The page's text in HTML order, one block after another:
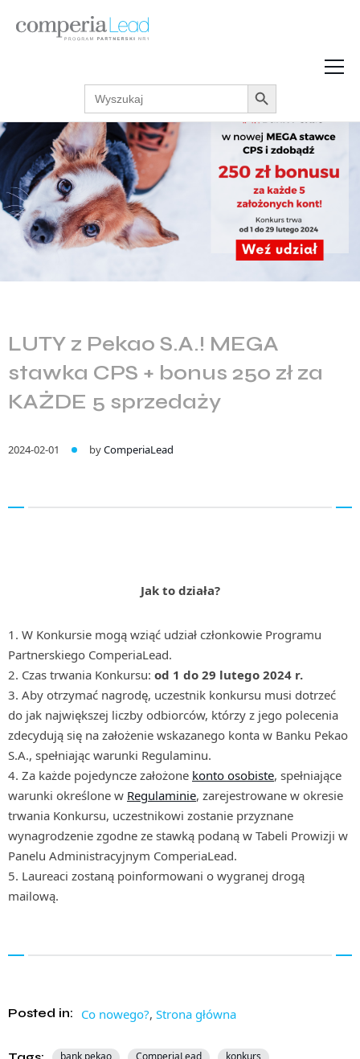
Strefa Wiedzy
Podcasty
Zarabiaj w internecie
Akcje promocyjne
Regulaminy
Search
for:
Search Button
LUTY z Pekao S.A.! MEGA
stawka CPS + bonus 250 zł za
KAŻDE 5 sprzedaży
2024-02-01 byComperiaLead
Jak to działa?
1. W Konkursie mogą wziąć udział członkowie Programu
Partnerskiego ComperiaLead.
2. Czas trwania Konkursu: od 1 do 29 lutego 2024 r.
3. Aby otrzymać nagrodę, uczestnik konkursu musi dotrzeć
do jak największej liczby odbiorców, którzy z jego polecenia
zdecydują się na założenie wskazanego konta w Banku Pekao
S.A., spełniając warunki Regulaminu.
4. Za każde pojedyncze założone konto osobiste, spełniające
warunki określone w Regulaminie, zarejestrowane w okresie
trwania Konkursu, uczestnikowi zostanie przyznane
wynagrodzenie zgodne ze stawką podaną w Tabeli Prowizji w
Panelu Administracyjnym ComperiaLead.
5. Laureaci zostaną poinformowani o wygranej drogą
mailową.
Posted in: Co nowego?, Strona główna
bank pekao ComperiaLead
konkurs